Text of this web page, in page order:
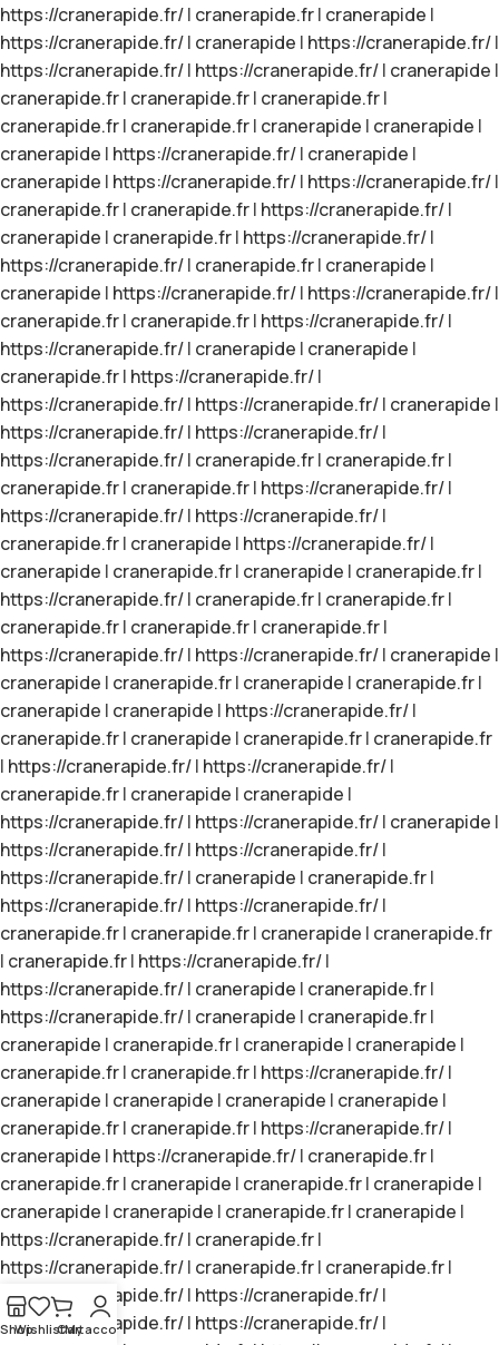
https://cranerapide.fr/| cranerapide.fr| cranerapide |
https://cranerapide.fr/| cranerapide | https://cranerapide.fr/|
https://cranerapide.fr/| https://cranerapide.fr/| cranerapide |
cranerapide.fr| cranerapide.fr| cranerapide.fr|
cranerapide.fr| cranerapide.fr| cranerapide | cranerapide |
cranerapide | https://cranerapide.fr/| cranerapide |
cranerapide | https://cranerapide.fr/| https://cranerapide.fr/|
cranerapide.fr| cranerapide.fr| https://cranerapide.fr/|
cranerapide | cranerapide.fr| https://cranerapide.fr/|
https://cranerapide.fr/| cranerapide.fr| cranerapide |
cranerapide | https://cranerapide.fr/| https://cranerapide.fr/|
cranerapide.fr| cranerapide.fr| https://cranerapide.fr/|
https://cranerapide.fr/| cranerapide | cranerapide |
cranerapide.fr| https://cranerapide.fr/|
https://cranerapide.fr/| https://cranerapide.fr/| cranerapide |
https://cranerapide.fr/| https://cranerapide.fr/|
https://cranerapide.fr/| cranerapide.fr| cranerapide.fr|
cranerapide.fr| cranerapide.fr| https://cranerapide.fr/|
https://cranerapide.fr/| https://cranerapide.fr/|
cranerapide.fr| cranerapide | https://cranerapide.fr/|
cranerapide | cranerapide.fr| cranerapide | cranerapide.fr|
https://cranerapide.fr/| cranerapide.fr| cranerapide.fr|
cranerapide.fr| cranerapide.fr| cranerapide.fr|
https://cranerapide.fr/| https://cranerapide.fr/| cranerapide |
cranerapide | cranerapide.fr| cranerapide | cranerapide.fr|
cranerapide | cranerapide | https://cranerapide.fr/|
cranerapide.fr| cranerapide | cranerapide.fr| cranerapide.fr
| https://cranerapide.fr/| https://cranerapide.fr/|
cranerapide.fr| cranerapide | cranerapide |
https://cranerapide.fr/| https://cranerapide.fr/| cranerapide |
https://cranerapide.fr/| https://cranerapide.fr/|
https://cranerapide.fr/| cranerapide | cranerapide.fr|
https://cranerapide.fr/| https://cranerapide.fr/|
cranerapide.fr| cranerapide.fr| cranerapide | cranerapide.fr
| cranerapide.fr| https://cranerapide.fr/|
https://cranerapide.fr/| cranerapide | cranerapide.fr|
https://cranerapide.fr/| cranerapide | cranerapide.fr|
cranerapide | cranerapide.fr| cranerapide | cranerapide |
cranerapide.fr| cranerapide.fr| https://cranerapide.fr/|
cranerapide | cranerapide | cranerapide | cranerapide |
cranerapide.fr| cranerapide.fr| https://cranerapide.fr/|
cranerapide | https://cranerapide.fr/| cranerapide.fr|
cranerapide.fr| cranerapide | cranerapide.fr| cranerapide |
cranerapide | cranerapide | cranerapide.fr| cranerapide |
https://cranerapide.fr/| cranerapide.fr|
https://cranerapide.fr/| cranerapide.fr| cranerapide.fr|
https://cranerapide.fr/| https://cranerapide.fr/|
https://cranerapide.fr/| https://cranerapide.fr/|
Shop
WishlistCart
My account